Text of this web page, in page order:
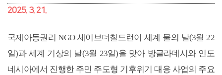
2025. 3. 21.
국제아동권리 NGO 세이브더칠드런이 세계 물의 날(3월 22
일)과 세계 기상의 날(3월 23일)을 맞아 방글라데시와 인도
네시아에서 진행한 주민 주도형 기후위기 대응 사업의 주요